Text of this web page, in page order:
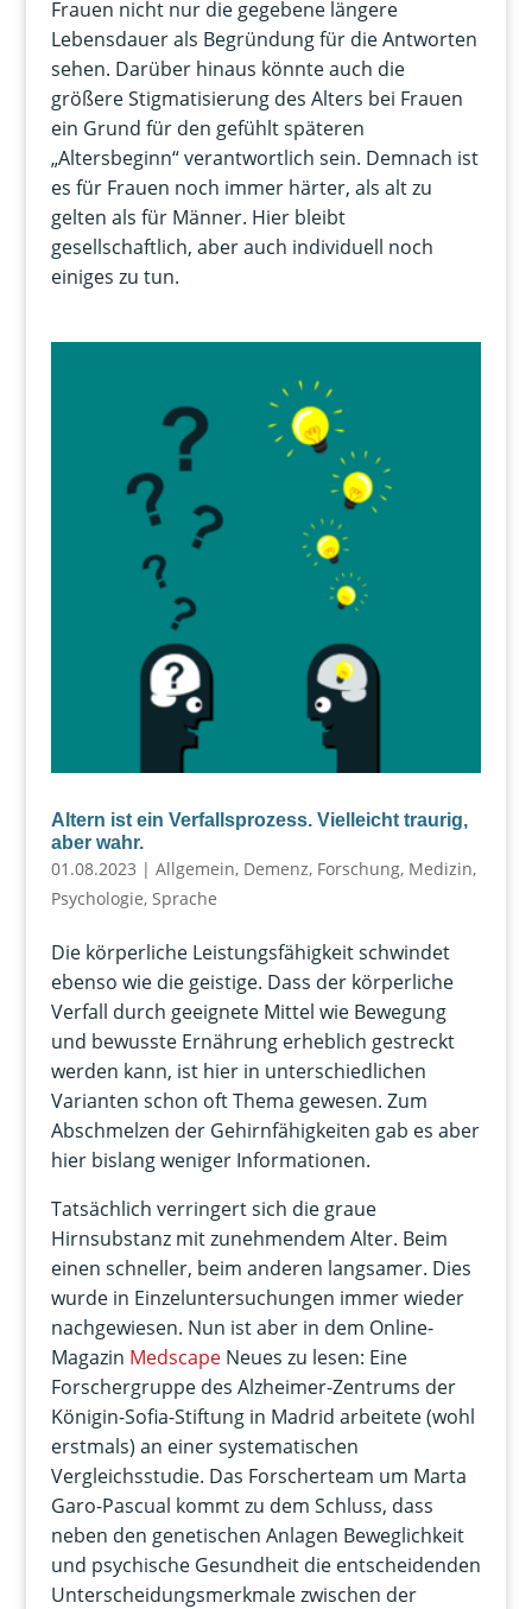
Frauen nicht nur die gegebene längere
Lebensdauer als Begründung für die Antworten
sehen. Darüber hinaus könnte auch die
größere Stigmatisierung des Alters bei Frauen
ein Grund für den gefühlt späteren
„Altersbeginn“ verantwortlich sein. Demnach ist
es für Frauen noch immer härter, als alt zu
gelten als für Männer. Hier bleibt
gesellschaftlich, aber auch individuell noch
einiges zu tun.
Altern ist ein Verfallsprozess. Vielleicht traurig,
aber wahr.
01.08.2023 | Allgemein, Demenz, Forschung, Medizin,
Psychologie, Sprache
Die körperliche Leistungsfähigkeit schwindet
ebenso wie die geistige. Dass der körperliche
Verfall durch geeignete Mittel wie Bewegung
und bewusste Ernährung erheblich gestreckt
werden kann, ist hier in unterschiedlichen
Varianten schon oft Thema gewesen. Zum
Abschmelzen der Gehirnfähigkeiten gab es aber
hier bislang weniger Informationen.
Tatsächlich verringert sich die graue
Hirnsubstanz mit zunehmendem Alter. Beim
einen schneller, beim anderen langsamer. Dies
wurde in Einzeluntersuchungen immer wieder
nachgewiesen. Nun ist aber in dem Online-
Magazin MedscapeNeues zu lesen: Eine
Forschergruppe des Alzheimer-Zentrums der
Königin-Sofia-Stiftung in Madrid arbeitete (wohl
erstmals) an einer systematischen
Vergleichsstudie. Das Forscherteam um Marta
Garo-Pascual kommt zu dem Schluss, dass
neben den genetischen Anlagen Beweglichkeit
und psychische Gesundheit die entscheidenden
Unterscheidungsmerkmale zwischen der